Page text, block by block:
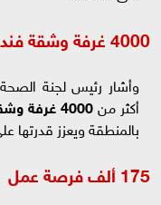
4000 غرفة وشقة فندقية
وأشار رئيس لجنة
أكثر من4000 غرفة وشقة فندقية
بالمنطقة ويعزز قدرتها
175 ألف فرصة عمل